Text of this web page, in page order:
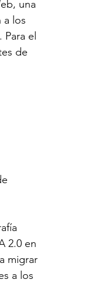
una
a los
el
de
2.0 en
migrar
a los